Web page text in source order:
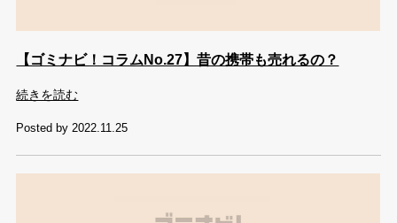
【ゴミナビ！コラムNo.27】昔の携帯も売れるの？
続きを読む
Posted by 2022.11.25